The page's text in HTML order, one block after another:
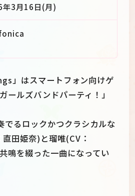
JP
年3月16日(月)
」はスマートフォン向けゲ
ールズバンドパーティ！」
でるロックかつクラシカルな
田姫奈)と瑠唯(CV：
鳴を綴った一曲になってい